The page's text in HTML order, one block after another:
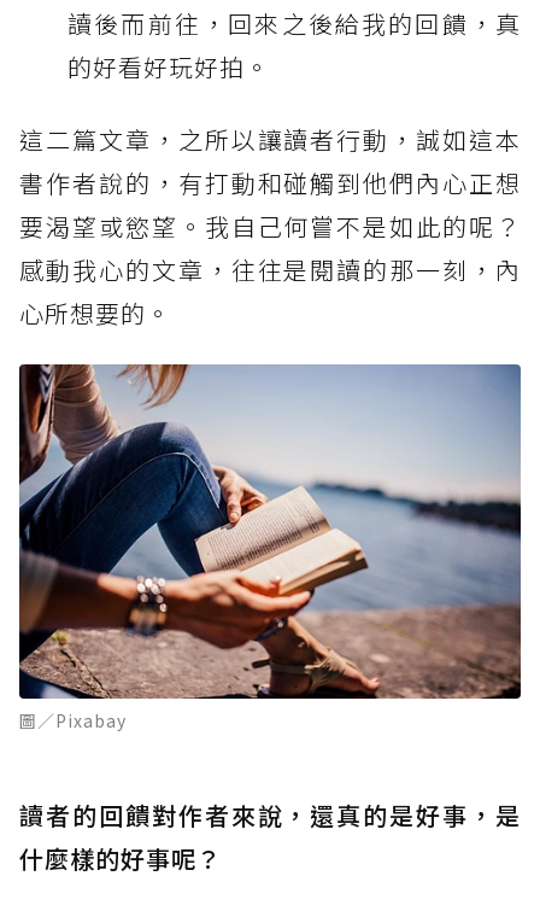
讀後而前往，回來之後給我的回饋，真
的好看好玩好拍。
這二篇文章，之所以讓讀者行動，誠如這本
書作者說的，有打動和碰觸到他們內心正想
要渴望或慾望。我自己何嘗不是如此的呢？
感動我心的文章，往往是閱讀的那一刻，內
心所想要的。
圖／Pixabay
讀者的回饋對作者來說，還真的是好事，是
什麼樣的好事呢？